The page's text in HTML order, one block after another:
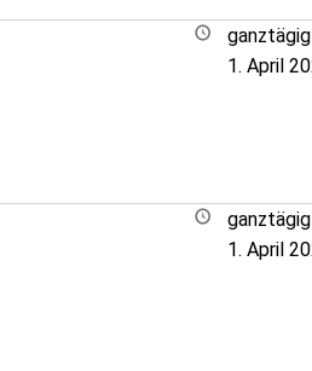
ganztägig
1. April
ganztägig
1. April